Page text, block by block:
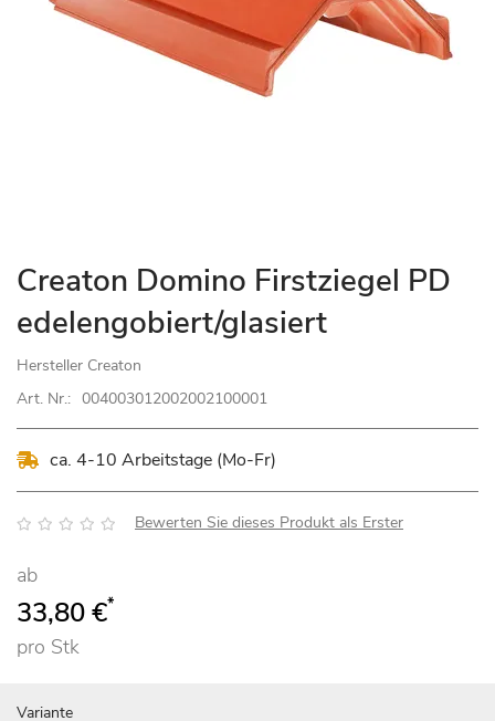
Zum
Anfang
der
springen
Creaton Domino Firstziegel PD
edelengobiert/glasiert
Hersteller Creaton
Art. Nr.: 004003012002002100001
ca. 4-10 Arbeitstage (Mo-Fr)
Bewertung: Bewerten Sie dieses Produkt als Erster
ab
33,80 €*
pro Stk
Variante